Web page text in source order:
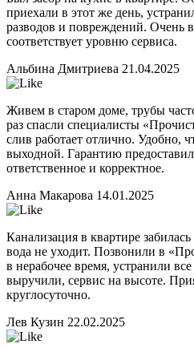
приехали в этот же день,
разводов и повреждений. Очень
соответствует уровню сервиса.
Альбина Дмитриева 21.04.2025
Живем в старом доме, трубы
раз спасли специалисты
слив работает отлично. Удобно,
выходной. Гарантию
ответственное и корректное.
Анна Макарова 14.01.2025
Канализация в квартире
вода не уходит. Позвонили в
в нерабочее время, устранили
выручили, сервис на высоте.
круглосуточно.
Лев Кузин 22.02.2025